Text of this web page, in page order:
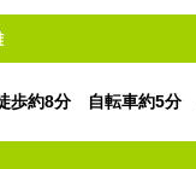
歩約8分 自転車約5分